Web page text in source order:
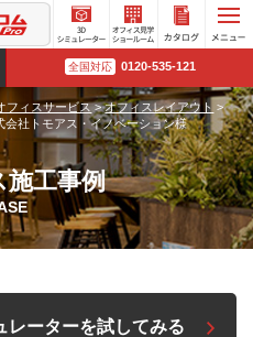
3D
シミュ
レータ
ー
オフィ
ス見学
ショー
ルーム
全国対応 0120-535-121
フィスサービス>オフィスレイアウト >
会社トモアス・イノベーション様
工事例
レーターを試してみる